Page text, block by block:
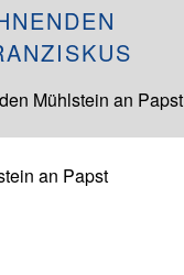
Mühlstein an Papst